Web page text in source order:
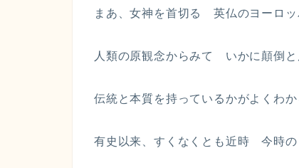
まあ、女神を首切る 英仏のヨーロッ
人類の原観念からみて いかに顛倒と
伝統と本質を持っているかがよくわか
有史以来、すくなくとも近時 今時